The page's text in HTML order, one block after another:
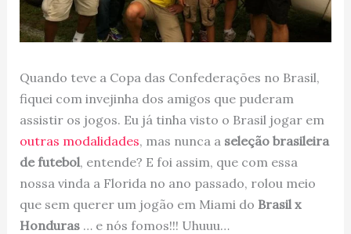
Quando teve a Copa das Confederações no Brasil,
fiquei com invejinha dos amigos que puderam
assistir os jogos. Eu já tinha visto o Brasil jogar em
outras modalidades, mas nunca a seleção brasileira
de futebol, entende? E foi assim, que com essa
nossa vinda a Florida no ano passado, rolou meio
que sem querer um jogão em Miami do Brasil x
Honduras… e nós fomos!!! Uhuuu…